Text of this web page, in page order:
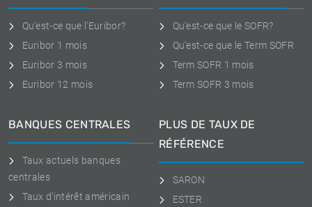
Qu'est-ce que l'Euribor?
Euribor 1 mois
Euribor 3 mois
Euribor 12 mois
Qu'est-ce que le SOFR?
Qu'est-ce que le Term SOFR
Term SOFR 1 mois
Term SOFR 3 mois
BANQUES CENTRALES
Taux actuels banques
centrales
Taux d'intérêt américain
PLUS DE TAUX DE
RÉFÉRENCE
SARON
ESTER